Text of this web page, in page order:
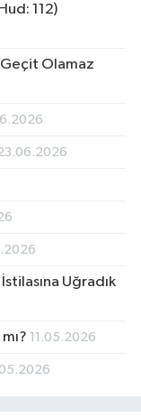
112)
Geçit Olamaz
Uğradık
11.05.2026